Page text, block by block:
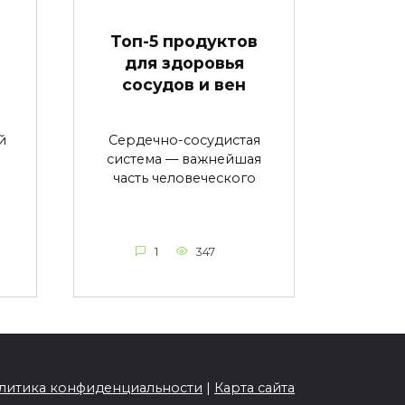
Топ-5 продуктов
для здоровья
сосудов и вен
Сердечно-сосудистая
система — важнейшая
часть человеческого
1 347
конфиденциальности | Карта сайта